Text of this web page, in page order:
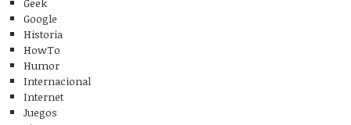
Geek
Google
Historia
HowTo
Humor
Internacional
Internet
Juegos